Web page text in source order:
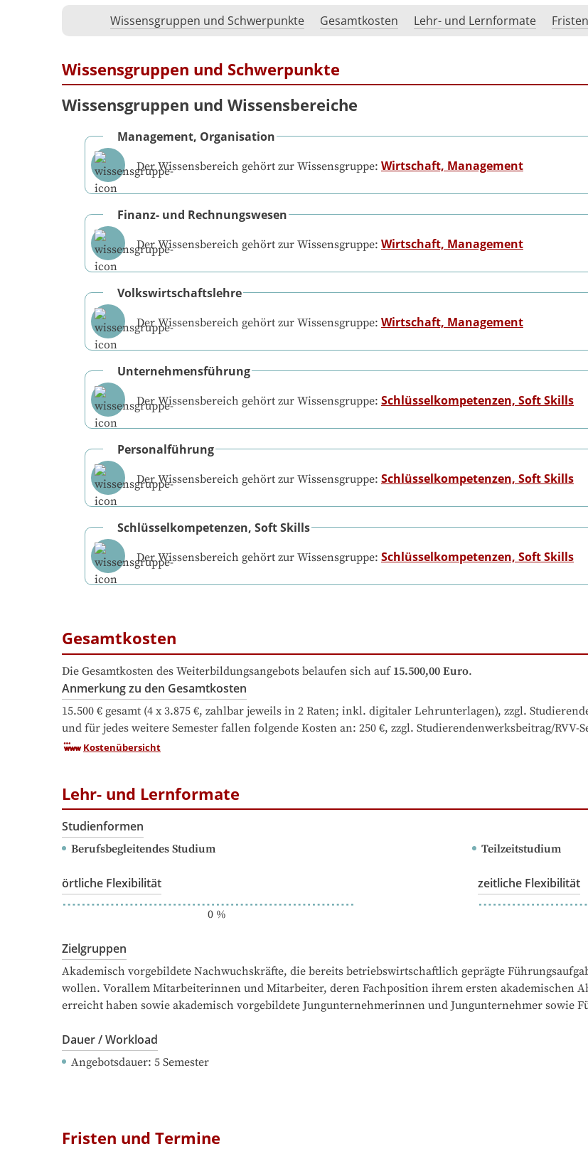
Wissensgruppen und Schwerpunkte Gesamtkosten Lehr- und Lernformate
Wissensgruppen und Schwerpunkte
Wissensgruppen und Wissensbereiche
Management, Organisation
Der Wissensbereich gehört zur Wissensgruppe: Wirtschaft, Management
Finanz- und Rechnungswesen
Der Wissensbereich gehört zur Wissensgruppe: Wirtschaft, Management
Volkswirtschaftslehre
Der Wissensbereich gehört zur Wissensgruppe: Wirtschaft, Management
Unternehmensführung
Der Wissensbereich gehört zur Wissensgruppe: Schlüsselkompetenzen, Soft Skills
Personalführung
Der Wissensbereich gehört zur Wissensgruppe: Schlüsselkompetenzen, Soft Skills
Schlüsselkompetenzen, Soft Skills
Der Wissensbereich gehört zur Wissensgruppe: Schlüsselkompetenzen, Soft Skills
Gesamtkosten
Die Gesamtkosten des Weiterbildungsangebots belaufen sich auf 15.500,00 Euro.
Anmerkung zu den Gesamtkosten
15.500 € gesamt (4 x 3.875 €, zahlbar jeweils in 2 Raten; inkl. digitaler Lehrunterlagen), zzgl.
und für jedes weitere Semester fallen folgende Kosten an: 250 €, zzgl. Studierendenwerksbeitrag/RVV-
Kostenübersicht
Lehr- und Lernformate
Studienformen
Berufsbegleitendes Studium Teilzeitstudium
örtliche Flexibilität
0%
zeitliche Flexibilität
Zielgruppen
Akademisch vorgebildete Nachwuchskräfte, die bereits betriebswirtschaftlich geprägte
wollen. Vorallem Mitarbeiterinnen und Mitarbeiter, deren Fachposition ihrem ersten akademischen
erreicht haben sowie akademisch vorgebildete Jungunternehmerinnen und Jungunternehmer sowie
Dauer / Workload
Angebotsdauer: 5 Semester
Fristen und Termine